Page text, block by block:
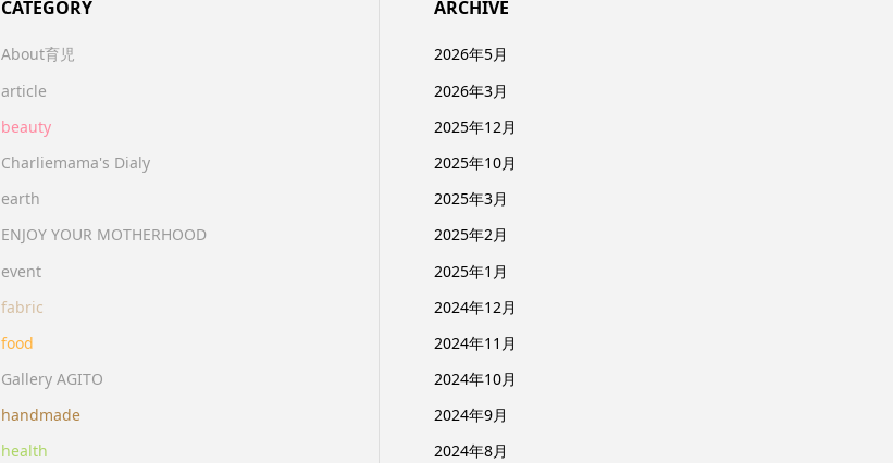
CATEGORY
About育児
article
beauty
Charliemama's Dialy
earth
ENJOY YOUR MOTHERHOOD
event
fabric
food
Gallery AGITO
handmade
health
ARCHIVE
2026年5月
2026年3月
2025年12月
2025年10月
2025年3月
2025年2月
2025年1月
2024年12月
2024年11月
2024年10月
2024年9月
2024年8月